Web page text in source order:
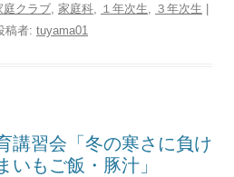
庭クラブ, 家庭科, １年次生, ３年次生
稿者: tuyama01
講習会「冬の寒さに負け
いもご飯・豚汁」